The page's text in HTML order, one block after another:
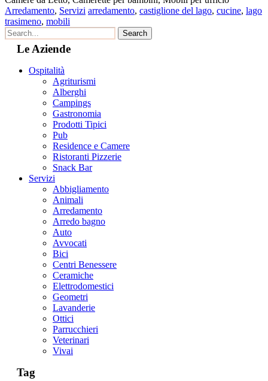
Arredamento, Servizi arredamento, castiglione del lago, cucine, lago
trasimeno, mobili
Le Aziende
Ospitalità
Agriturismi
Alberghi
Campings
Gastronomia
Prodotti Tipici
Pub
Residence e Camere
Ristoranti Pizzerie
Snack Bar
Servizi
Abbigliamento
Animali
Arredamento
Arredo bagno
Auto
Avvocati
Bici
Centri Benessere
Ceramiche
Elettrodomestici
Geometri
Lavanderie
Ottici
Parrucchieri
Veterinari
Vivai
Tag